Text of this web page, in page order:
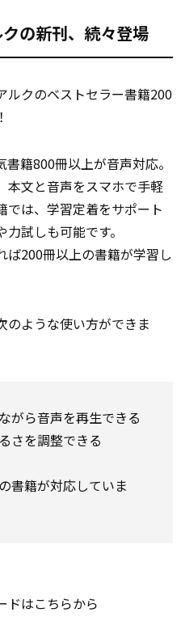
の新刊、続々登場
ルクのベストセラー書籍200
書籍800冊以上が音声対応。
本文と音声をスマホで手軽
では、学習定着をサポート
試しも可能です。
ば200冊以上の書籍が学習し
のような使い方ができま
がら音声を再生できる
さを調整できる
書籍が対応していま
はこちらから